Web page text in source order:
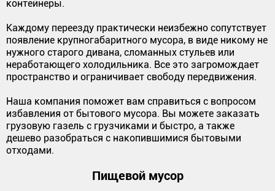
контейнеры.
Каждому переезду практически неизбежно сопутствует
появление крупногабаритного мусора, в виде никому не
нужного старого дивана, сломанных стульев или
неработающего холодильника. Все это загромождает
пространство и ограничивает свободу передвижения.
Наша компания поможет вам справиться с вопросом
избавления от бытового мусора. Вы можете заказать
грузовую газель с грузчиками и быстро, а также
дешево разобраться с накопившимися бытовыми
отходами.
Пищевой мусор